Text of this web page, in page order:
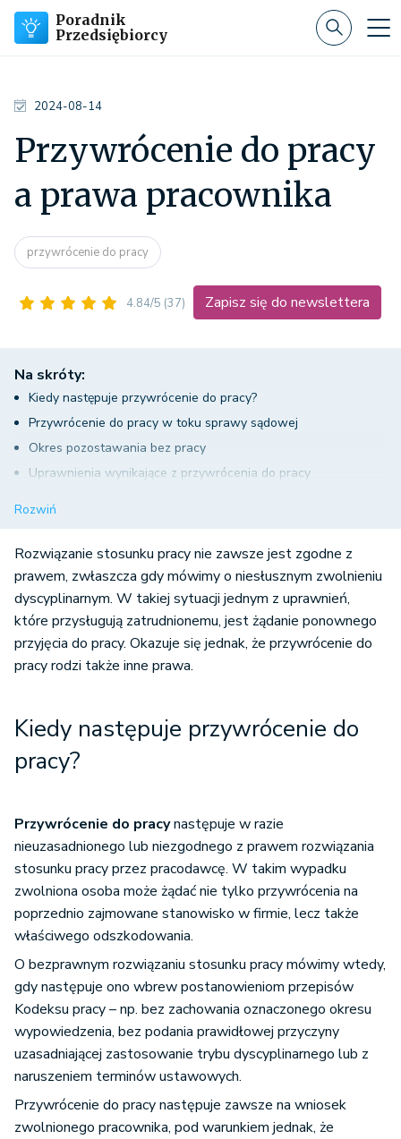
Poradnik
Przedsiębiorcy
2024-08-14
Przywrócenie do pracy
a prawa pracownika
przywrócenie do pracy
4.84/5 (37) Zapisz się do newslettera
Na skróty:
Kiedy następuje przywrócenie do pracy?
Przywrócenie do pracy w toku sprawy sądowej
Okres pozostawania bez pracy
Uprawnienia wynikające z przywrócenia do pracy
Rozwiń
Rozwiązanie stosunku pracy nie zawsze jest zgodne z
prawem, zwłaszcza gdy mówimy o niesłusznym zwolnieniu
dyscyplinarnym. W takiej sytuacji jednym z uprawnień,
które przysługują zatrudnionemu, jest żądanie ponownego
przyjęcia do pracy. Okazuje się jednak, że przywrócenie do
pracy rodzi także inne prawa.
Kiedy następuje przywrócenie do
pracy?
Przywrócenie do pracynastępuje w razie
nieuzasadnionego lub niezgodnego z prawem rozwiązania
stosunku pracy przez pracodawcę. W takim wypadku
zwolniona osoba może żądać nie tylko przywrócenia na
poprzednio zajmowane stanowisko w firmie, lecz także
właściwego odszkodowania.
O bezprawnym rozwiązaniu stosunku pracy mówimy wtedy,
gdy następuje ono wbrew postanowieniom przepisów
Kodeksu pracy – np. bez zachowania oznaczonego okresu
wypowiedzenia, bez podania prawidłowej przyczyny
uzasadniającej zastosowanie trybu dyscyplinarnego lub z
naruszeniem terminów ustawowych.
Przywrócenie do pracy następuje zawsze na wniosek
zwolnionego pracownika, pod warunkiem jednak, że